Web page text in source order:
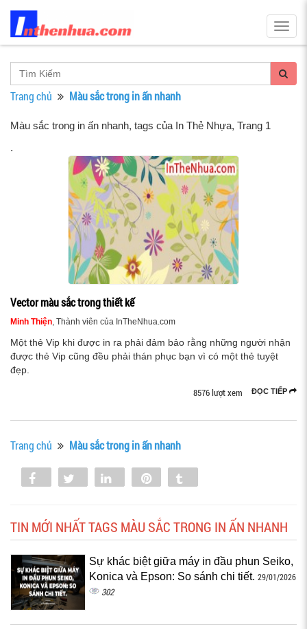
Trang chủ Màu sắc trong in ấn nhanh
Màu sắc trong in ấn nhanh, tags của In Thẻ Nhựa, Trang 1
.
Vector màu sắc trong thiết kế
Minh Thiện, Thành viên của InTheNhua.com
Một thẻ Vip khi được in ra phải đảm bảo rằng những người nhận
được thẻ Vip cũng đều phải thán phục bạn vì có một thẻ tuyệt
đẹp.
ĐỌC TIẾP
8576 lượt xem
Trang chủ Màu sắc trong in ấn nhanh
Share Tweet Share
TIN MỚI NHẤT TAGS MÀU SẮC TRONG IN ẤN NHANH
Sự khác biệt giữa máy in đầu phun Seiko,
Konica và Epson: So sánh chi tiết. 29/01/2026
302